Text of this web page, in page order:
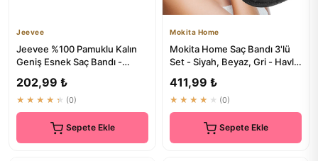
Jeevee
Jeevee %100 Pamuklu Kalın
Geniş Esnek Saç Bandı -
9cm
202,99 ₺
★★★★★ (0)
Sepete Ekle
Mokita Home
Mokita Home Saç Bandı 3'lü
Set - Siyah, Beyaz, Gri - Havlu
411,99 ₺
★★★★★ (0)
Sepete Ekle